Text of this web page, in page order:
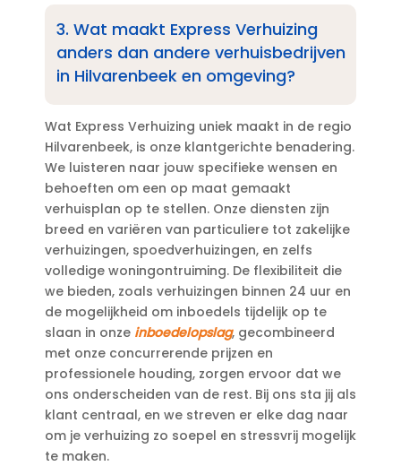
3.​ Wat maakt Express Verhuizing
anders dan andere verhuisbedrijven
in Hilvarenbeek en omgeving?
Wat Express Verhuizing uniek maakt in de regio
Hilvarenbeek, is onze klantgerichte benadering.​
We luisteren naar jouw specifieke wensen en
behoeften om een op maat gemaakt
verhuisplan op te stellen.​ Onze diensten zijn
breed en variëren van particuliere tot zakelijke
verhuizingen, spoedverhuizingen, en zelfs
volledige woningontruiming.​ De flexibiliteit die
we bieden, zoals verhuizingen binnen 24 uur en
de mogelijkheid om inboedels tijdelijk op te
slaan in onze inboedelopslag, gecombineerd
met onze concurrerende prijzen en
professionele houding, zorgen ervoor dat we
ons onderscheiden van de rest.​ Bij ons sta jij als
klant centraal, en we streven er elke dag naar
om je verhuizing zo soepel en stressvrij mogelijk
te maken.​